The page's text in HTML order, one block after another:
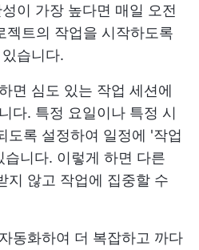
이 가장 높다면 매일 오전
젝트의 작업을 시작하도록
습니다.
면 심도 있는 작업 세션에
다. 특정 요일이나 특정 시
도록 설정하여 일정에 '작업
니다. 이렇게 하면 다른
지 않고 작업에 집중할 수
동화하여 더 복잡하고 까다